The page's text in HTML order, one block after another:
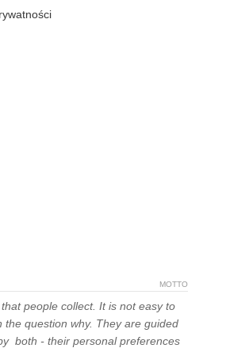
MOTTO
people collect. It is not easy to
the question why. They are guided
both - their personal preferences